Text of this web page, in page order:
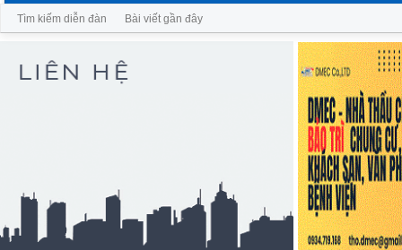
Tìm kiếm diễn đàn Bài viết gần đây